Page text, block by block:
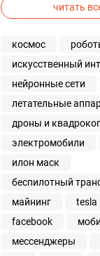
читать
космос
искусственный
нейронные сети
летательные
дроны и
электромобили
илон маск
беспилотный
майнинг
tesla
facebook
мессенджеры